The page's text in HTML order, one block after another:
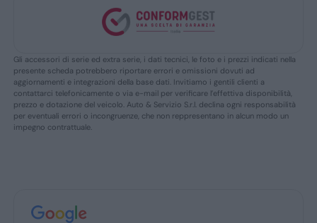
Gli accessori di serie ed extra serie, i dati tecnici, le foto e i prezzi indicati nella
presente scheda potrebbero riportare errori e omissioni dovuti ad
aggiornamenti e integrazioni della base dati. Invitiamo i gentili clienti a
contattarci telefonicamente o via e-mail per verificare l’effettiva disponibilità,
prezzo e dotazione del veicolo. Auto & Servizio S.r.l. declina ogni responsabilità
per eventuali errori o incongruenze, che non reppresentano in alcun modo un
impegno contrattuale.